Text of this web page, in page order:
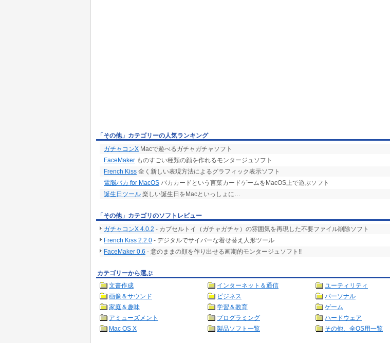
「その他」カテゴリーの人気ランキング
ガチャコンX Macで遊べるガチャガチャソフト
FaceMaker ものすごい種類の顔を作れるモンタージュソフト
French Kiss 全く新しい表現方法によるグラフィック表示ソフト
電脳バカ for MacOS バカカードという言葉カードゲームをMacOS上で遊ぶソフト
誕生日ツール 楽しい誕生日をMacといっしょに…
「その他」カテゴリのソフトレビュー
ガチャコンX 4.0.2 - カプセルトイ（ガチャガチャ）の雰囲気を再現した不要ファイル削除ソフト
French Kiss 2.2.0 - デジタルでサイバーな着せ替え人形ツール
FaceMaker 0.6 - 意のままの顔を作り出せる画期的モンタージュソフト!!
カテゴリーから選ぶ
文書作成
インターネット＆通信
ユーティリティ
画像＆サウンド
ビジネス
パーソナル
家庭＆趣味
学習＆教育
ゲーム
アミューズメント
プログラミング
ハードウェア
Mac OS X
製品ソフト一覧 その他、全OS用一覧